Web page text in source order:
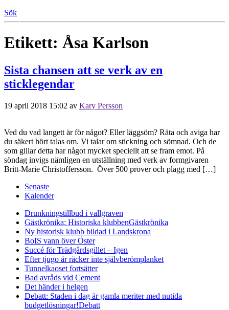
Sök
Etikett: Åsa Karlson
Sista chansen att se verk av en
sticklegendar
19 april 2018 15:02 av Kary Persson
Ved du vad langett är för något? Eller läggsöm? Räta och aviga har
du säkert hört talas om. Vi talar om stickning och sömnad. Och de
som gillar detta har något mycket speciellt att se fram emot. På
söndag invigs nämligen en utställning med verk av formgivaren
Britt-Marie Christoffersson. Över 500 prover och plagg med […]
Senaste
Kalender
Drunkningstillbud i vallgraven
Gästkrönika: Historiska klubbenGästkrönika
Ny historisk klubb bildad i Landskrona
BoIS vann över Öster
Succé för Trädgårdsgillet – Igen
Efter tjugo år räcker inte självberömplanket
Tunnelkaoset fortsätter
Bad avråds vid Cement
Det händer i helgen
Debatt: Staden i dag är gamla meriter med nutida
budgetlösningar!Debatt